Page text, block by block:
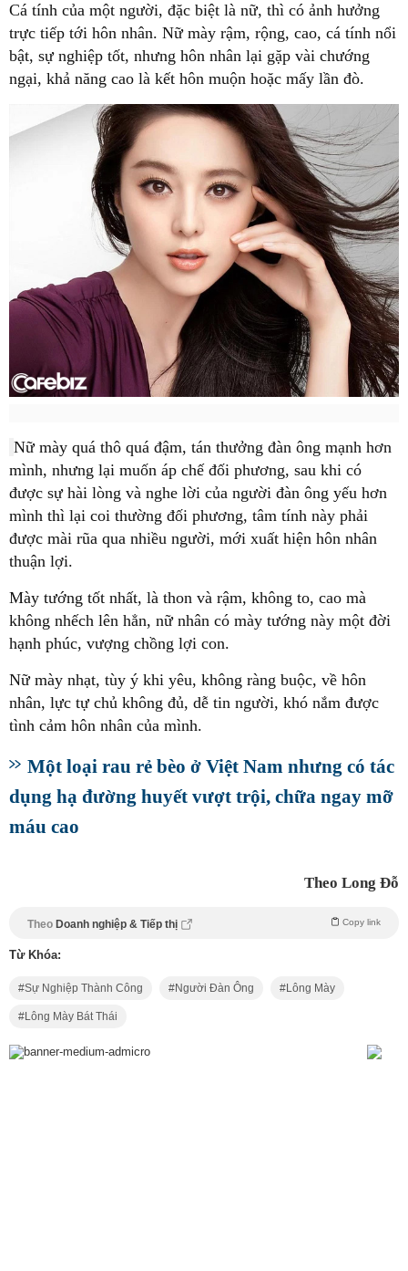
Cá tính của một người, đặc biệt là nữ, thì có ảnh hưởng
trực tiếp tới hôn nhân. Nữ mày rậm, rộng, cao, cá tính nổi
bật, sự nghiệp tốt, nhưng hôn nhân lại gặp vài chướng
ngại, khả năng cao là kết hôn muộn hoặc mấy lần đò.
Nữ mày quá thô quá đậm, tán thưởng đàn ông mạnh hơn
mình, nhưng lại muốn áp chế đối phương, sau khi có
được sự hài lòng và nghe lời của người đàn ông yếu hơn
mình thì lại coi thường đối phương, tâm tính này phải
được mài rũa qua nhiều người, mới xuất hiện hôn nhân
thuận lợi.
Mày tướng tốt nhất, là thon và rậm, không to, cao mà
không nhếch lên hẳn, nữ nhân có mày tướng này một đời
hạnh phúc, vượng chồng lợi con.
Nữ mày nhạt, tùy ý khi yêu, không ràng buộc, về hôn
nhân, lực tự chủ không đủ, dễ tin người, khó nắm được
tình cảm hôn nhân của mình.
Một loại rau rẻ bèo ở Việt Nam nhưng có tác
dụng hạ đường huyết vượt trội, chữa ngay mỡ
máu cao
Theo Long Đỗ
Theo Doanh nghiệp & Tiếp thị Copy link
Từ Khóa:
Sự Nghiệp Thành Công Người Đàn Ông Lông Mày
Lông Mày Bát Thái